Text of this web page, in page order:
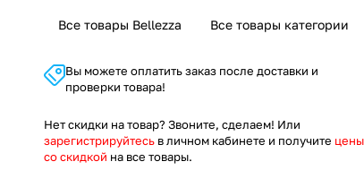
Все товары Bellezza Все товары категории
Вы можете оплатить заказ после доставки и
проверки товара!
Нет скидки на товар? Звоните, сделаем! Или
зарегистрируйтесь в личном кабинете и получите цены
со скидкой на все товары.